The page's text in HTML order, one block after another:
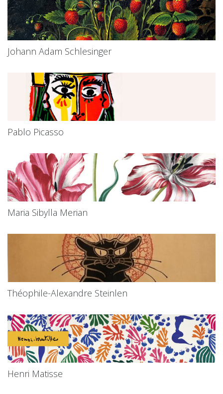
Johann Adam Schlesinger
Pablo Picasso
Maria Sibylla Merian
Théophile-Alexandre Steinlen
Henri Matisse